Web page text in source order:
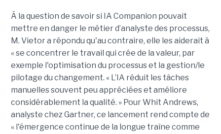
À la question de savoir si IA Companion pouvait
mettre en danger le métier d’analyste des processus,
M. Vietor a répondu qu'au contraire, elle les aiderait à
« se concentrer le travail qui crée de la valeur, par
exemple l'optimisation du processus et la gestion/le
pilotage du changement. « L’IA réduit les tâches
manuelles souvent peu appréciées et améliore
considérablement la qualité. » Pour Whit Andrews,
analyste chez Gartner, ce lancement rend compte de
« l'émergence continue de la longue traîne comme